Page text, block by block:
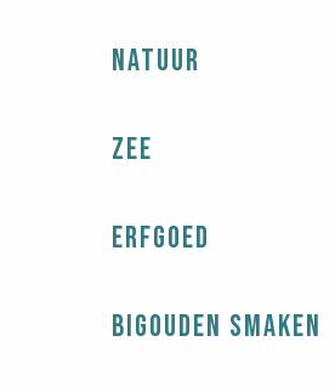
Natuur
Zee
Erfgoed
Bigouden smaken